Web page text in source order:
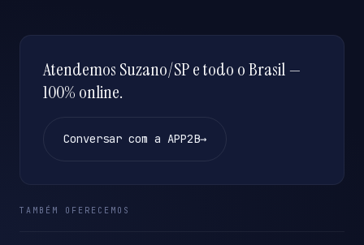
Atendemos Suzano/SP e todo o Brasil —
100% online.
Conversar com a APP2B→
TAMBÉM OFERECEMOS